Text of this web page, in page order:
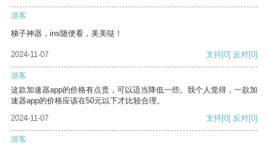
游客
梯子神器，ins随便看，美美哒！
2024-11-07 支持[0] 反对[0]
游客
这款加速器app的价格有点贵，可以适当降低一些。我个人觉得，一款加
速器app的价格应该在50元以下才比较合理。
2024-11-07
支持[0] 反对[0]
游客